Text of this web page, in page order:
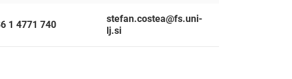
1 4771 740
stefan.costea@fs.uni-
lj.si